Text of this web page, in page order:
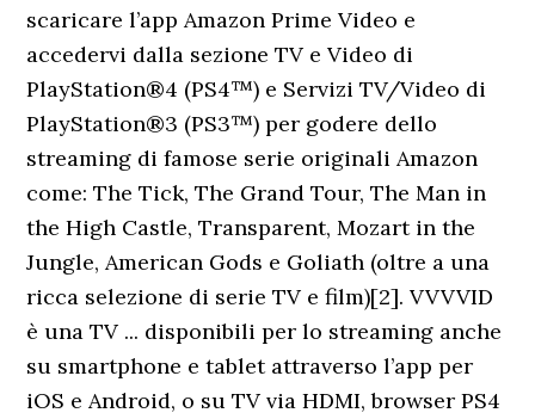
scaricare l’app Amazon Prime Video e
accedervi dalla sezione TV e Video di
PlayStation®4 (PS4™) e Servizi TV/Video di
PlayStation®3 (PS3™) per godere dello
streaming di famose serie originali Amazon
come: The Tick, The Grand Tour, The Man in
the High Castle, Transparent, Mozart in the
Jungle, American Gods e Goliath (oltre a una
ricca selezione di serie TV e film)[2]. VVVVID
è una TV ... disponibili per lo streaming anche
su smartphone e tablet attraverso l’app per
iOS e Android, o su TV via HDMI, browser PS4